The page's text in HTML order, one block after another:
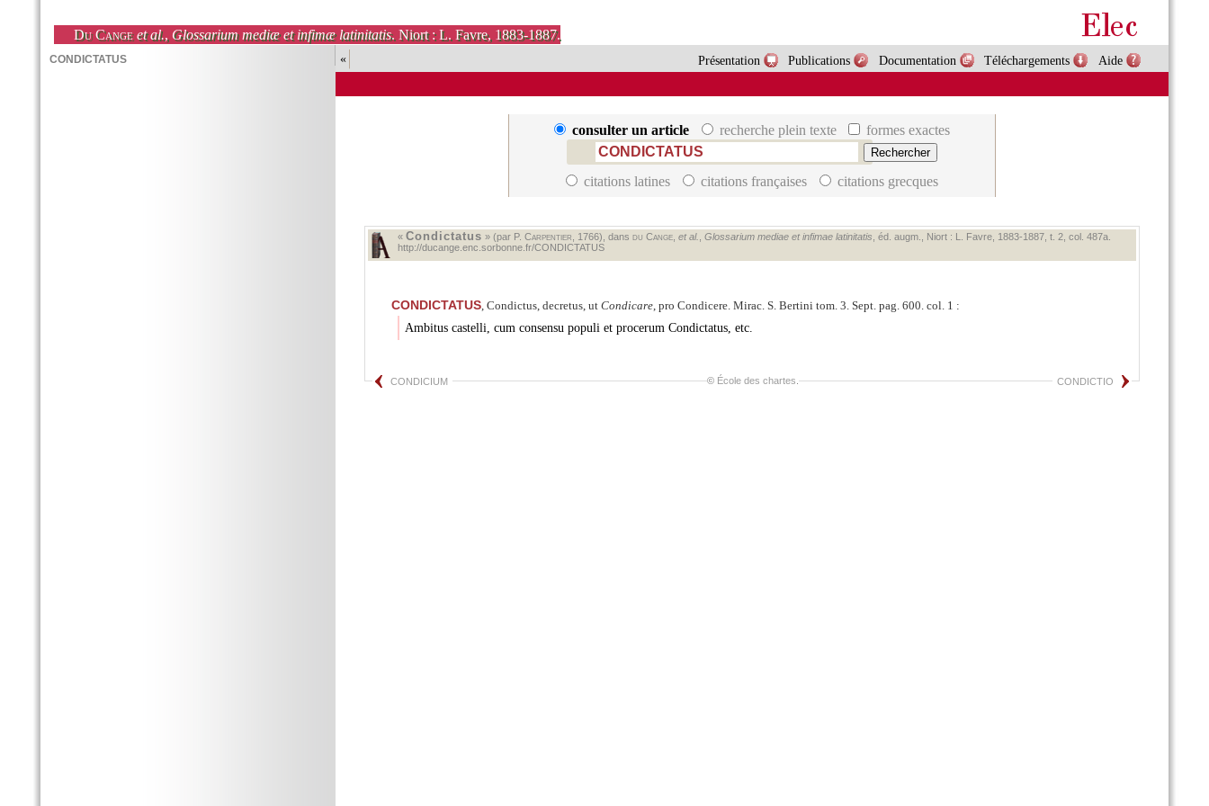
Du Cange et al., Glossarium mediæ et infimæ latinitatis. Niort : L. Favre, 1883-1887.
« Aide
Téléchargements
Documentation
Publications
Présentation
consulter un article recherche plein texte formes exactes
citations latines citations françaises citations grecques
« Condictatus » (par P. Carpentier , 1766), dans du Cange, et al. Glossarium mediae et infimae latinitatis , éd. augm., Niort : L. Favre, 1883‑1887, t. 2, col. 487a.
http://ducange.enc.sorbonne.fr/CONDICTATUS
CONDICTATUS, Condictus, decretus, ut Condicare, pro Condicere. Mirac. S. Bertini tom. 3. Sept. pag. 600. col. 1 :
Ambitus castelli, cum consensu populi et procerum Condictatus, etc.
CONDICIUM CONDICTIO
© École des chartes.